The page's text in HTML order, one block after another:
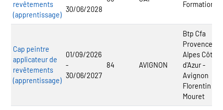
revêtements
(apprentissage)
30/06/2028
Formation
Cap peintre
applicateur de
revêtements
(apprentissage)
01/09/2026
-
30/06/2027
84 AVIGNON
Btp Cfa
Provence
Alpes Côte
d'Azur -
Avignon
Florentin
Mouret